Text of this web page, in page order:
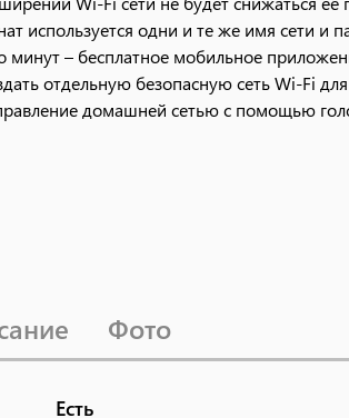
используется одни и те же имя сети
минут – бесплатное мобильное
отдельную безопасную сеть Wi-Fi
домашней сетью с помощью
до 464 м² при использовании двух
отдельную безопасную сеть Wi-Fi для
домашней сетью с помощью
Фото
Есть